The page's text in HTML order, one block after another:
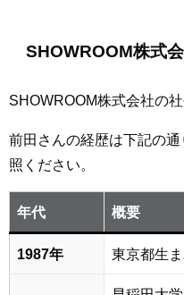
SHOWROOM株式
SHOWROOM株式会社の社
前田さんの経歴は下記の
照ください。
年代 概要
1987年 東京都生